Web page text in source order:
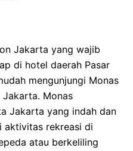
Jakarta yang wajib
di hotel daerah Pasar
mengunjungi Monas
Monas
Jakarta yang indah dan
aktivitas rekreasi di
atau berkeliling